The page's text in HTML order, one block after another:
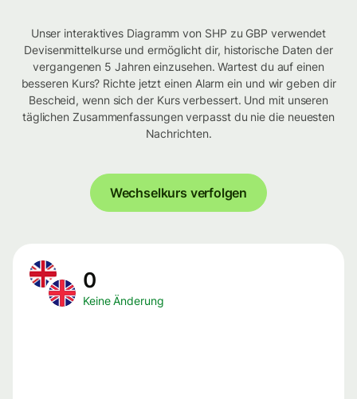
Unser interaktives Diagramm von SHP zu GBP verwendet
Devisenmittelkurse und ermöglicht dir, historische Daten der
vergangenen 5 Jahren einzusehen. Wartest du auf einen
besseren Kurs? Richte jetzt einen Alarm ein und wir geben dir
Bescheid, wenn sich der Kurs verbessert. Und mit unseren
täglichen Zusammenfassungen verpasst du nie die neuesten
Nachrichten.
Wechselkurs verfolgen
0
Keine Änderung